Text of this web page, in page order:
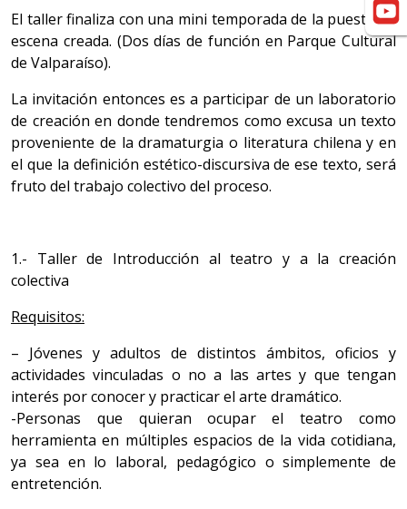
El taller finaliza con una mini temporada de la puesta en
escena creada. (Dos días de función en Parque Cultural
de Valparaíso).
La invitación entonces es a participar de un laboratorio
de creación en donde tendremos como excusa un texto
proveniente de la dramaturgia o literatura chilena y en
el que la definición estético-discursiva de ese texto, será
fruto del trabajo colectivo del proceso.
1.- Taller de Introducción al teatro y a la creación
colectiva
Requisitos:
– Jóvenes y adultos de distintos ámbitos, oficios y
actividades vinculadas o no a las artes y que tengan
interés por conocer y practicar el arte dramático.
-Personas que quieran ocupar el teatro como
herramienta en múltiples espacios de la vida cotidiana,
ya sea en lo laboral, pedagógico o simplemente de
entretención.